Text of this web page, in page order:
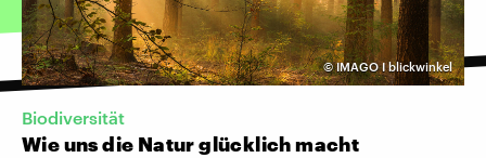
©IMAGO I blickwinkel
Biodiversität
Wie uns die Natur glücklich macht